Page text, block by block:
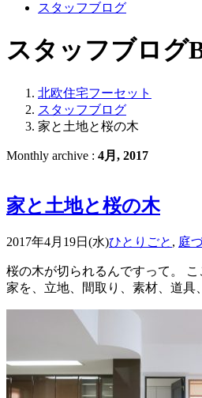
スタッフブログ
スタッフブログ
北欧住宅フーセット
スタッフブログ
家と土地と桜の木
Monthly archive : 4月, 2017
家と土地と桜の木
2017年4月19日(水)ひとりごと , 庭
桜の木が切られるんですって。
家を、立地、間取り、素材、道